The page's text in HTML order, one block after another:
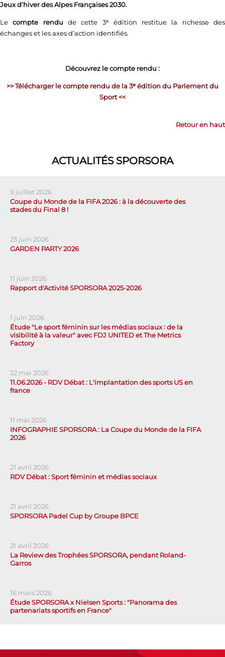
Jeux d’hiver des Alpes Françaises 2030.
Lecompte rendu de cette 3ᵉ édition restitue la richesse des
échanges et les axes d’action identifiés.
Découvrez le compte rendu :
>>Télécharger le compte rendu de la 3ᵉ édition du Parlement du
Sport <<
Retour en haut
ACTUALITÉS SPORSORA
9 juillet 2026
Coupe du Monde de la FIFA 2026 : à la découverte des
stades du Final 8 !
23 juin 2026
GARDEN PARTY 2026
11 juin 2026
Rapport d'Activité SPORSORA 2025-2026
1 juin 2026
Étude "Le sport féminin sur les médias sociaux : de la
visibilité à la valeur" avec FDJ UNITED et The Metrics
Factory
22 mai 2026
11.06.2026 - RDV Débat : L'implantation des sports US en
france
11 mai 2026
INFOGRAPHIE SPORSORA : La Coupe du Monde de la FIFA
2026
21 avril 2026
RDV Débat : Sport féminin et médias sociaux
21 avril 2026
SPORSORA Padel Cup by Groupe BPCE
21 avril 2026
La Review des Trophées SPORSORA, pendant Roland-
Garros
16 mars 2026
Étude SPORSORA x Nielsen Sports : "Panorama des
partenariats sportifs en France"